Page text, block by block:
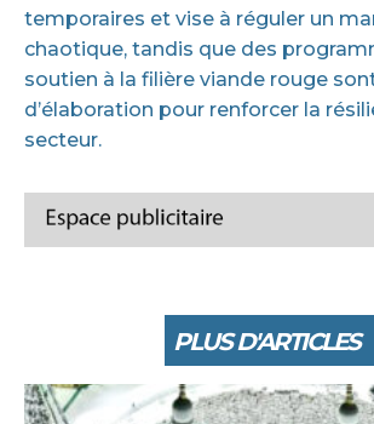
temporaires et vise à réguler un
chaotique, tandis que des
soutien à la filière viande rouge
d’élaboration pour renforcer la
secteur.
PLUS D'ARTICLES